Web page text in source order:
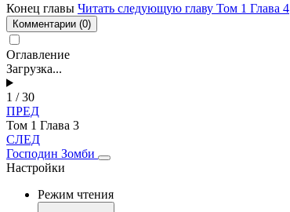
Конец главы Читать следующую главу Том 1 Глава 4
Комментарии (0)
Оглавление
Загрузка...
1 / 30
ПРЕД
Том 1 Глава 3
СЛЕД
Господин Зомби
Настройки
Режим чтения